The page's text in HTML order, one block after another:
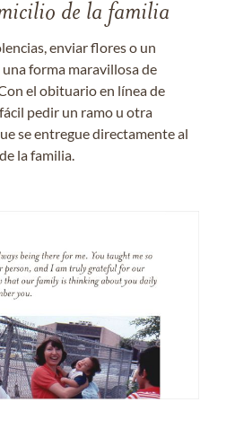
de la familia
enviar flores o un
forma maravillosa de
el obituario en línea de
pedir un ramo u otra
se entregue directamente al
la familia.